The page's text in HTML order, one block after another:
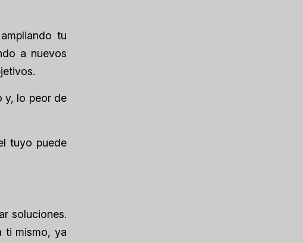
tu
a nuevos
y, lo peor de
tuyo puede
soluciones.
ti mismo, ya